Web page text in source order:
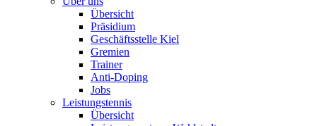
Übersicht
Präsidium
Geschäftsstelle Kiel
Gremien
Trainer
Anti-Doping
Jobs
Leistungstennis
Übersicht